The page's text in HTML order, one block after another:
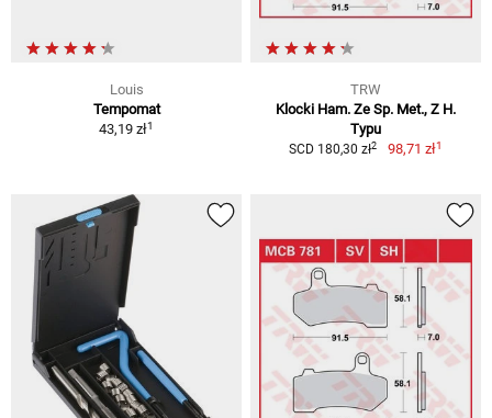
Louis
Tempomat
43,19 zł1
TRW
Klocki Ham. Ze Sp. Met., Z H.
Typu
SCD 180,30 zł2 98,71 zł1